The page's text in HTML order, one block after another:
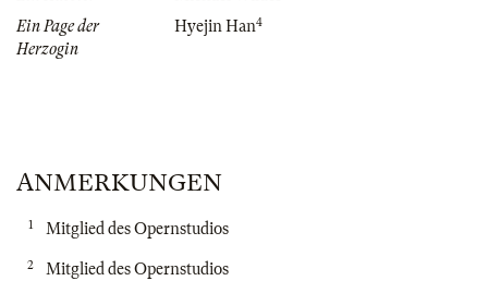
Ein Page der
Herzogin
Hyejin Han4
ANMERKUNGEN
1 Mitglied des Opernstudios
2 Mitglied des Opernstudios